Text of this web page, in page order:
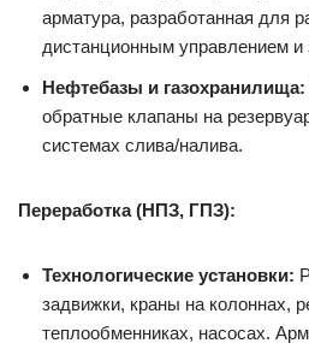
арматура, разработанная для
дистанционным управлением и
Нефтебазы и газохранилища:
обратные клапаны на
системах слива/налива.
Переработка (НПЗ, ГПЗ):
Технологические установки:
задвижки, краны на колоннах,
теплообменниках, насосах.